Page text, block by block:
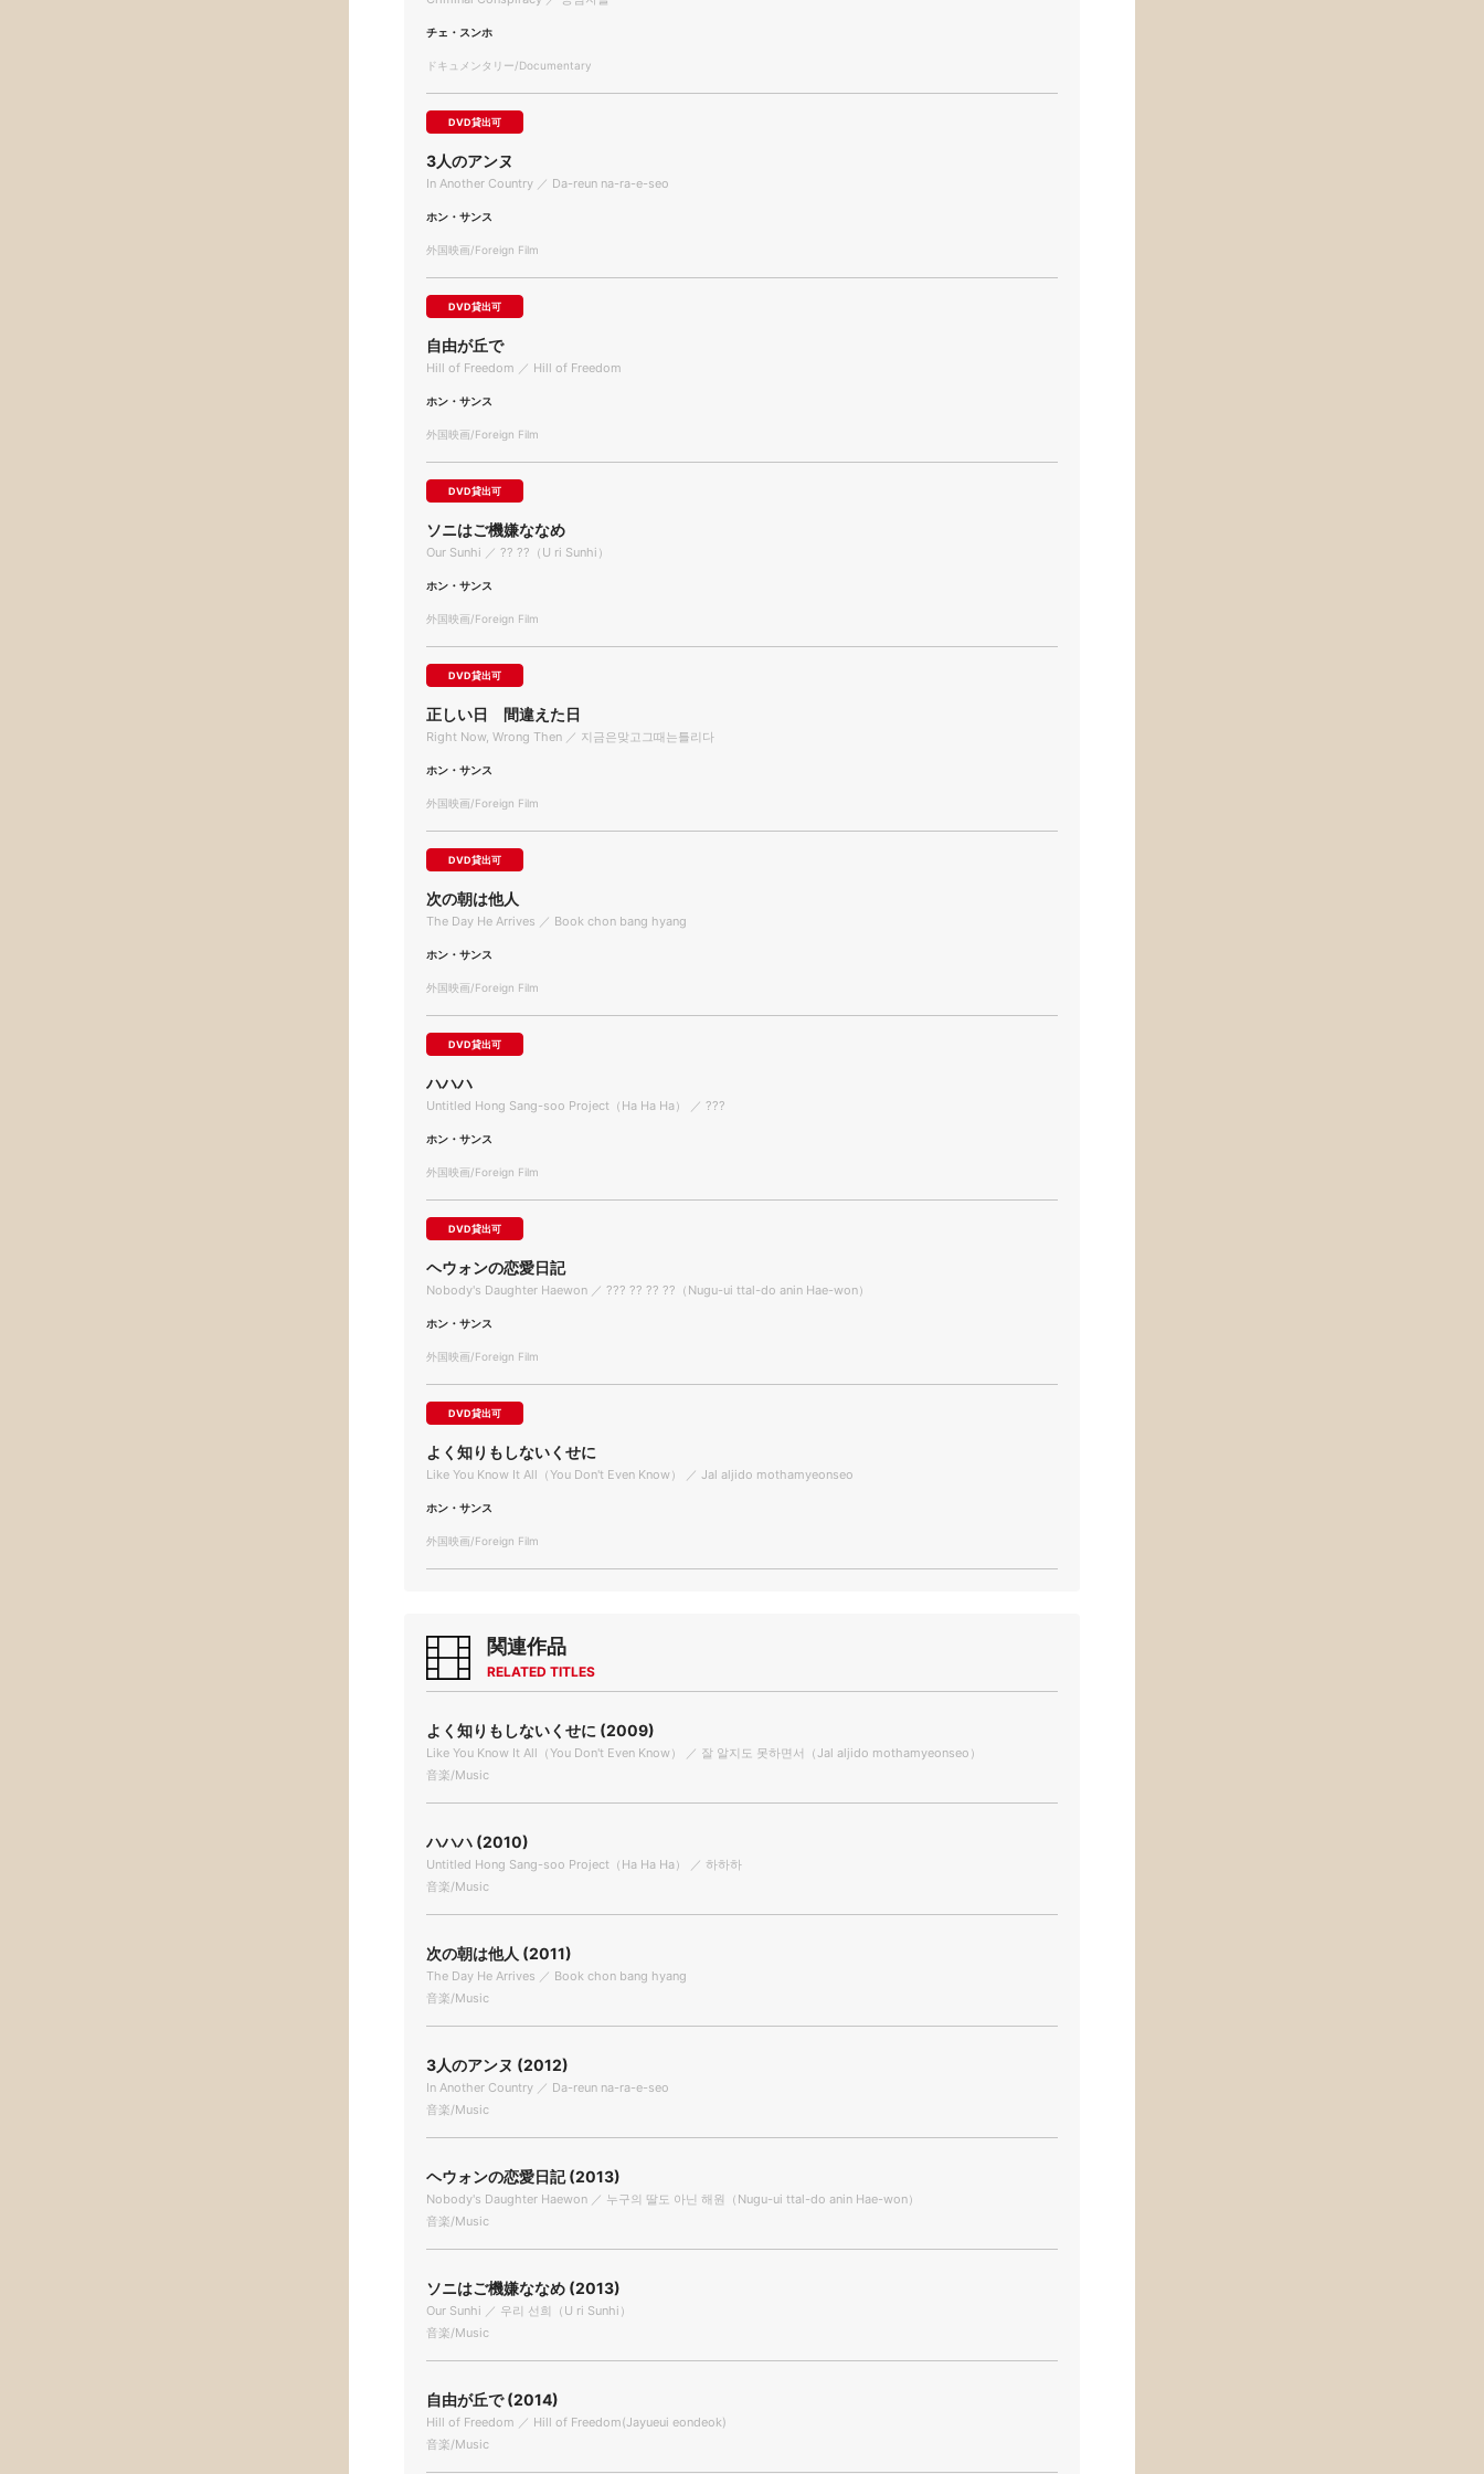
チェ・スンホ
ドキュメンタリー/Documentary
DVD貸出可
3人のアンヌ
In Another Country ／ Da-reun na-ra-e-seo
ホン・サンス
外国映画/Foreign Film
DVD貸出可
自由が丘で
Hill of Freedom ／ Hill of Freedom
ホン・サンス
外国映画/Foreign Film
DVD貸出可
ソニはご機嫌ななめ
Our Sunhi ／ ?? ??（U ri Sunhi）
ホン・サンス
外国映画/Foreign Film
DVD貸出可
正しい日 間違えた日
Right Now, Wrong Then ／ 지금은맞고그때는틀리다
ホン・サンス
外国映画/Foreign Film
DVD貸出可
次の朝は他人
The Day He Arrives ／ Book chon bang hyang
ホン・サンス
外国映画/Foreign Film
DVD貸出可
ハハハ
Untitled Hong Sang-soo Project（Ha Ha Ha） ／ ???
ホン・サンス
外国映画/Foreign Film
DVD貸出可
ヘウォンの恋愛日記
Nobody's Daughter Haewon ／ ??? ?? ?? ??（Nugu-ui ttal-do anin Hae-won）
ホン・サンス
外国映画/Foreign Film
DVD貸出可
よく知りもしないくせに
Like You Know It All（You Don't Even Know） ／ Jal aljido mothamyeonseo
ホン・サンス
外国映画/Foreign Film
関連作品
RELATED TITLES
よく知りもしないくせに (2009)
Like You Know It All（You Don't Even Know） ／ 잘 알지도 못하면서（Jal aljido mothamyeonseo）
音楽/Music
ハハハ (2010)
Untitled Hong Sang-soo Project（Ha Ha Ha） ／ 하하하
音楽/Music
次の朝は他人 (2011)
The Day He Arrives ／ Book chon bang hyang
音楽/Music
3人のアンヌ (2012)
In Another Country ／ Da-reun na-ra-e-seo
音楽/Music
ヘウォンの恋愛日記 (2013)
Nobody's Daughter Haewon ／ 누구의 딸도 아닌 해원（Nugu-ui ttal-do anin Hae-won）
音楽/Music
ソニはご機嫌ななめ (2013)
Our Sunhi ／ 우리 선희（U ri Sunhi）
音楽/Music
自由が丘で (2014)
Hill of Freedom ／ Hill of Freedom(Jayueui eondeok)
音楽/Music